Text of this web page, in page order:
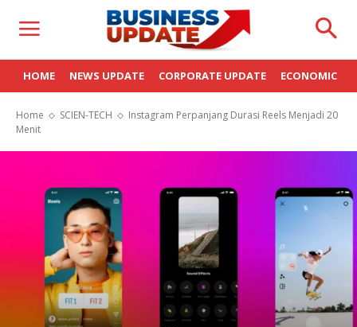
HOME NEWS UPDATE CORPORATE UPDATE ECONOMIC
Home SCIEN-TECH
Instagram Perpanjang Durasi Reels Menjadi 20
Menit